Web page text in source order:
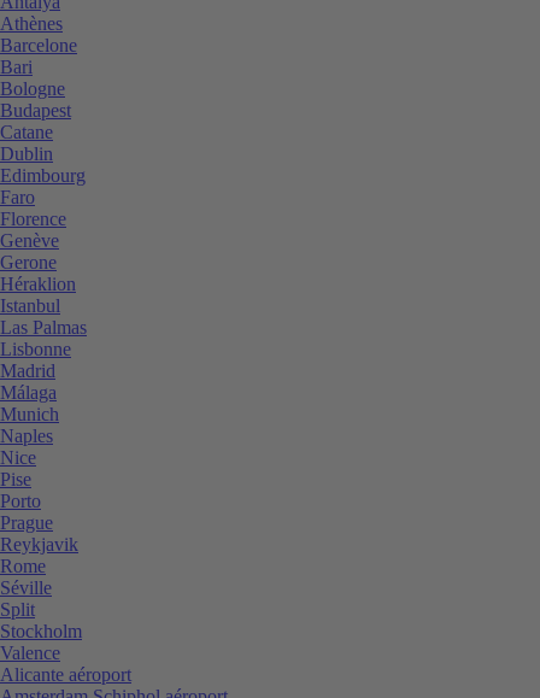
Athènes
Barcelone
Bari
Bologne
Budapest
Catane
Dublin
Edimbourg
Faro
Florence
Genève
Gerone
Héraklion
Istanbul
Las Palmas
Lisbonne
Madrid
Málaga
Munich
Naples
Nice
Pise
Porto
Prague
Reykjavik
Rome
Séville
Split
Stockholm
Valence
Alicante aéroport